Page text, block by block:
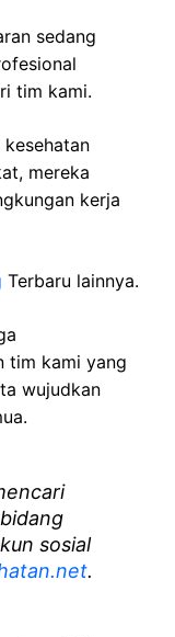
sedang
tim kami.
mereka
kerja
Terbaru lainnya.
tim kami yang
wujudkan
sosial
.